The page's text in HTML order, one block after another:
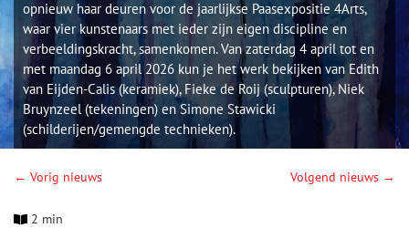
opnieuw haar deuren voor de jaarlijkse Paasexpositie 4Arts,
waar vier kunstenaars met ieder zijn eigen discipline en
verbeeldingskracht, samenkomen. Van zaterdag 4 april tot en
met maandag 6 april 2026 kun je het werk bekijken van Edith
van Eijden-Calis (keramiek), Fieke de Roij (sculpturen), Niek
Bruynzeel (tekeningen) en Simone Stawicki
(schilderijen/gemengde technieken).
← Vorig nieuws Volgend nieuws →
2 min